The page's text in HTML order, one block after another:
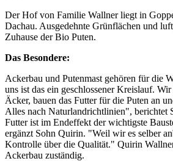
Der Hof von Familie Wallner liegt in
Dachau. Ausgedehnte Grünflächen und
Zuhause der Bio Puten.
Das Besondere:
Ackerbau und Putenmast gehören für die
uns ist das ein geschlossener Kreislauf.
Äcker, bauen das Futter für die Puten an
Alles nach Naturlandrichtlinien", berichtet
Futter ist im Endeffekt der wichtigste
ergänzt Sohn Quirin. "Weil wir es selber
Kontrolle über die Qualität." Quirin
Ackerbau zuständig.